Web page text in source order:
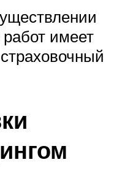
имеет